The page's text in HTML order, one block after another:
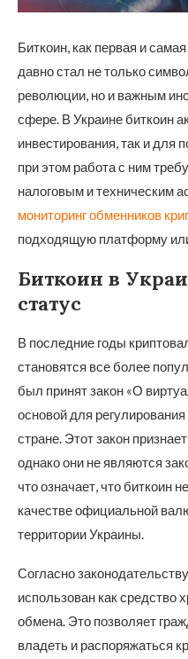
Биткоин, как первая и
давно стал не только
революции, но и важным
сфере. В Украине биткоин
инвестирования, так и для
при этом работа с ним
налоговым и техническим
мониторинг обменников
подходящую платформу
Биткоин в
статус
В последние годы
становятся все более
был принят закон «О
основой для
стране. Этот закон
однако они не являются
что означает, что биткоин
качестве официальной
территории Украины.
Согласно
использован как средство
обмена. Это позволяет
владеть и распоряжаться